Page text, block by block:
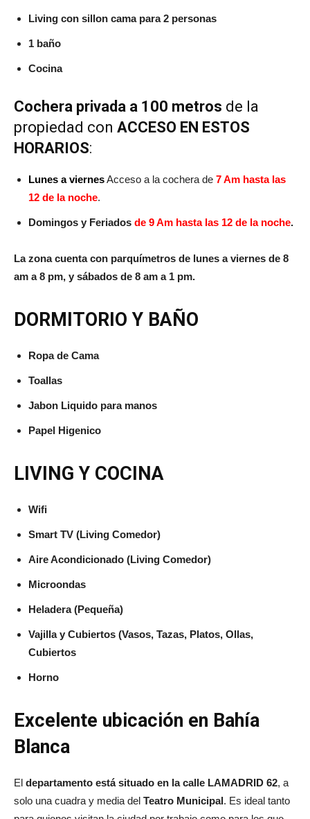
Living con sillon cama para 2 personas
1 baño
Cocina
Cochera privada a 100 metros de la
propiedad con ACCESO EN ESTOS
HORARIOS:
Lunes a viernesAcceso a la cochera de 7 Am hasta las
12 de la noche.
Domingos y Feriados de 9 Am hasta las 12 de la noche.
La zona cuenta con parquímetros de lunes a viernes de 8
am a 8 pm, y sábados de 8 am a 1 pm.
DORMITORIO Y BAÑO
Ropa de Cama
Toallas
Jabon Liquido para manos
Papel Higenico
LIVING Y COCINA
Wifi
Smart TV (Living Comedor)
Aire Acondicionado (Living Comedor)
Microondas
Heladera (Pequeña)
Vajilla y Cubiertos (Vasos, Tazas, Platos, Ollas,
Cubiertos
Horno
Excelente ubicación en Bahía
Blanca
El departamento está situado en la calle LAMADRID 62, a
solo una cuadra y media del Teatro Municipal. Es ideal tanto